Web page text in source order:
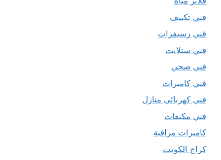
فني تكييف
فني رسيفرات
فني ستلايت
فني صحي
فني كاميرات
فني كهربائي منازل
فني مكيفات
كاميرات مراقبة
كراج الكويت